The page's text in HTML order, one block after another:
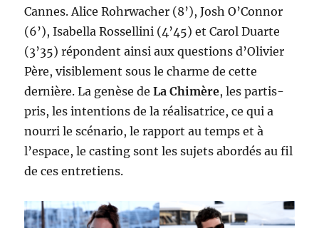
Cannes. Alice Rohrwacher (8’), Josh O’Connor
(6’), Isabella Rossellini (4’45) et Carol Duarte
(3’35) répondent ainsi aux questions d’Olivier
Père, visiblement sous le charme de cette
dernière. La genèse deLa Chimère, les partis-
pris, les intentions de la réalisatrice, ce qui a
nourri le scénario, le rapport au temps et à
l’espace, le casting sont les sujets abordés au fil
de ces entretiens.